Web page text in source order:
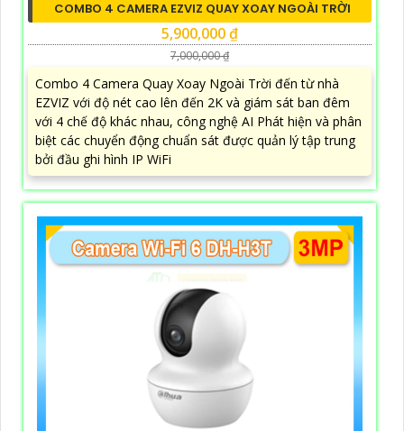
COMBO 4 CAMERA EZVIZ QUAY XOAY NGOÀI TRỜI
5,900,000 ₫
7,000,000 ₫
Combo 4 Camera Quay Xoay Ngoài Trời đến từ nhà
EZVIZ với độ nét cao lên đến 2K và giám sát ban đêm
với 4 chế độ khác nhau, công nghệ AI Phát hiện và phân
biệt các chuyển động chuẩn sát được quản lý tập trung
bởi đầu ghi hình IP WiFi